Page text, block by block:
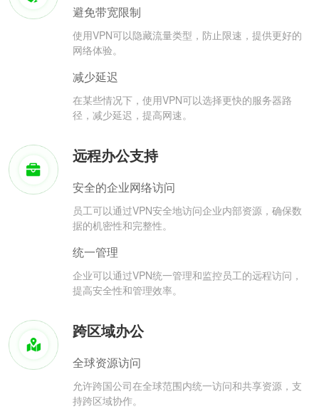
避免带宽限制
使用VPN可以隐藏流量类型，防止限速，提供更好的
网络体验。
减少延迟
在某些情况下，使用VPN可以选择更快的服务器路
径，减少延迟，提高网速。
远程办公支持
安全的企业网络访问
员工可以通过VPN安全地访问企业内部资源，确保数
据的机密性和完整性。
统一管理
企业可以通过VPN统一管理和监控员工的远程访问，
提高安全性和管理效率。
跨区域办公
全球资源访问
允许跨国公司在全球范围内统一访问和共享资源，支
持跨区域协作。